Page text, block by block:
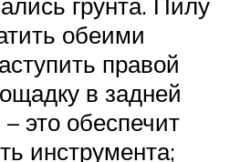
обеими
правой
в задней
это обеспечит
инструмента;